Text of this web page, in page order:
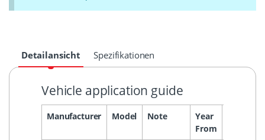
Detailansicht Spezifikationen
Vehicle application guide
Manufacturer Model Note
Year
From